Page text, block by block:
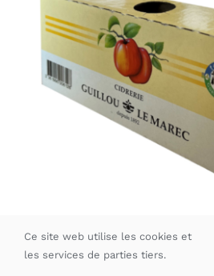
AJOUTER AU
DÉTAILS
Tripack 3x33cl
Ce site web utilise les cookies et
les services de parties tiers.